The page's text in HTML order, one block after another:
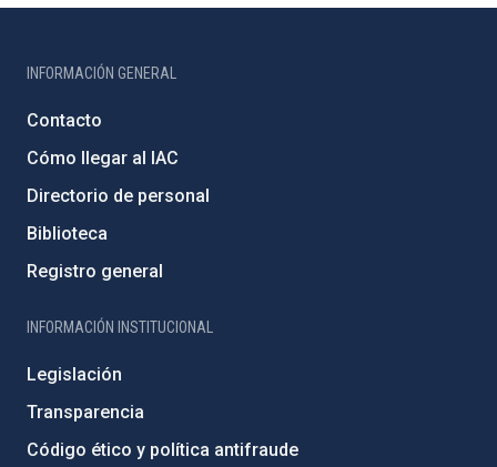
INFORMACIÓN GENERAL
Contacto
Cómo llegar al IAC
Directorio de personal
Biblioteca
Registro general
INFORMACIÓN INSTITUCIONAL
Legislación
Transparencia
Código ético y política antifraude